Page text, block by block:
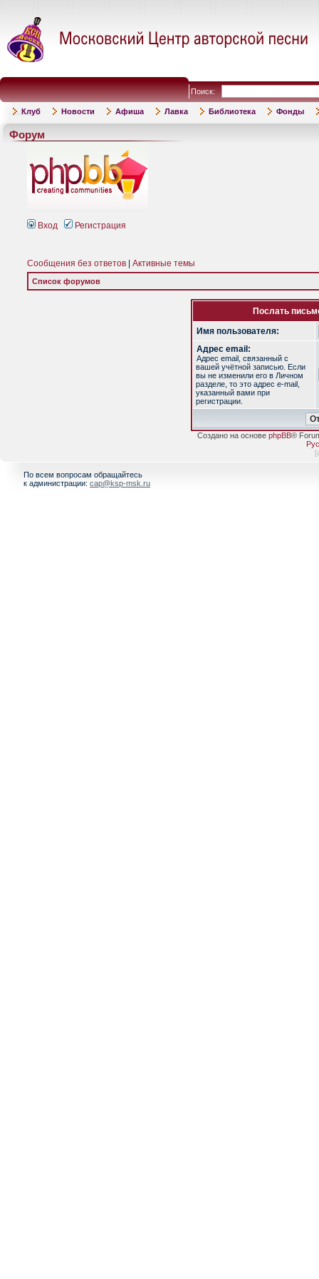
Поиск:
Клуб Новости Афиша Лавка Библиотека Фонды
Форум
Вход Регистрация
Сообщения без ответов Активные темы
Список форумов
Послать
Имя пользователя:
Адрес email:
Адрес email, связанный с
вашей учётной записью. Если
вы не изменили его в Личном
разделе, то это адрес e-mail,
указанный вами при
регистрации.
Создано на основе phpBB®
[
По всем вопросам обращайтесь
к администрации: cap@ksp-msk.ru